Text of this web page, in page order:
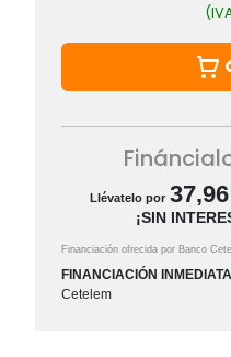
Llévatelo por 37,96
¡SIN
Financiación ofrecida por Banco
FINANCIACIÓN INMEDIATA
Cetelem